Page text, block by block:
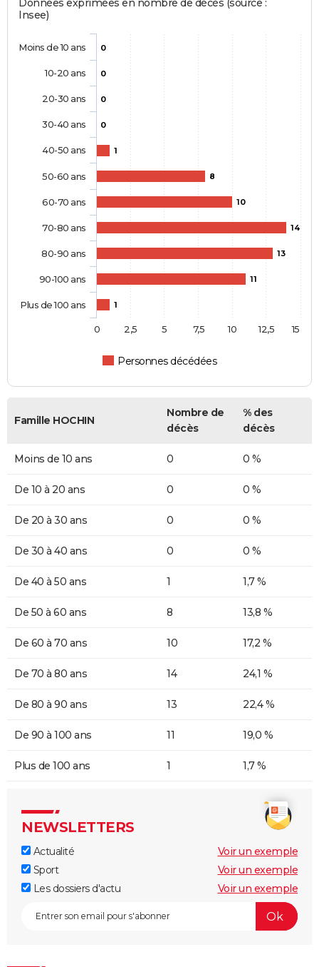
Données exprimées en nombre de décès (source :
Insee)
0
0
0
0
1
8
10
14
13
11
1
Personnes décédées
Moins de 10 ans
10-20 ans
20-30 ans
30-40 ans
40-50 ans
50-60 ans
60-70 ans
70-80 ans
80-90 ans
90-100 ans
Plus de 100 ans
0 2,5 5 7,5 10 12,5 15
Famille HOCHIN
Nombre de
décès
% des
décès
Moins de 10 ans 0 0 %
De 10 à 20 ans 0 0 %
De 20 à 30 ans 0 0 %
De 30 à 40 ans 0 0 %
De 40 à 50 ans 1 1,7 %
De 50 à 60 ans 8 13,8 %
De 60 à 70 ans 10 17,2 %
De 70 à 80 ans 14 24,1 %
De 80 à 90 ans 13 22,4 %
De 90 à 100 ans 11 19,0 %
Plus de 100 ans 1 1,7 %
NEWSLETTERS
Actualité
Voir un exemple
Sport
Voir un exemple
Les dossiers d'actu
Voir un exemple